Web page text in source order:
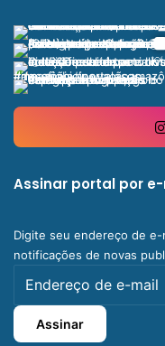
Assinar portal por
Digite seu endereço de
notificações de novas
de
e-
mail
Assinar